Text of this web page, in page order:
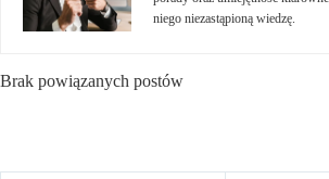
niego niezastąpioną wiedzę.
Brak powiązanych postów